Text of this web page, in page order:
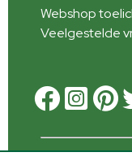
Webshop
Veelgestelde